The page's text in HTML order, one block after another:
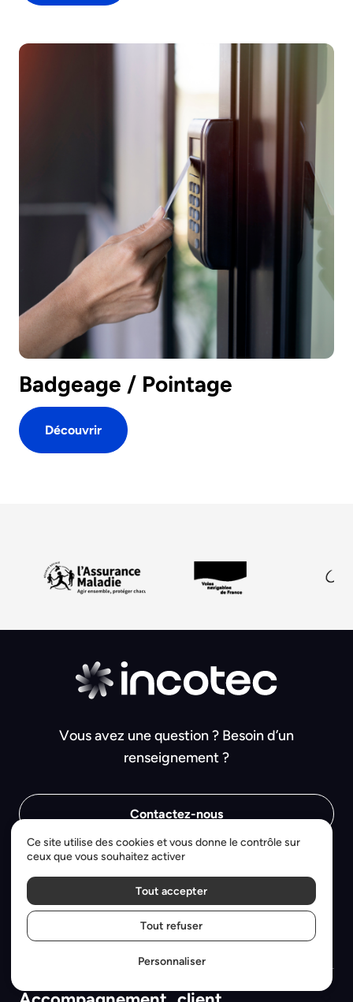
Badgeage / Pointage
Découvrir
Vous avez une question ? Besoin d’un
renseignement ?
Contactez-nous
Solutions
Ce site utilise des cookies et vous donne le contrôle sur
ceux que vous souhaitez activer
Tout accepter
Tout refuser
Personnaliser